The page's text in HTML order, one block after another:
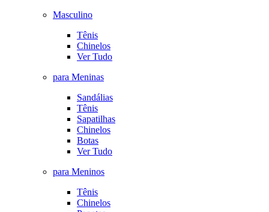
Masculino
Tênis
Chinelos
Ver Tudo
para Meninas
Sandálias
Tênis
Sapatilhas
Chinelos
Botas
Ver Tudo
para Meninos
Tênis
Chinelos